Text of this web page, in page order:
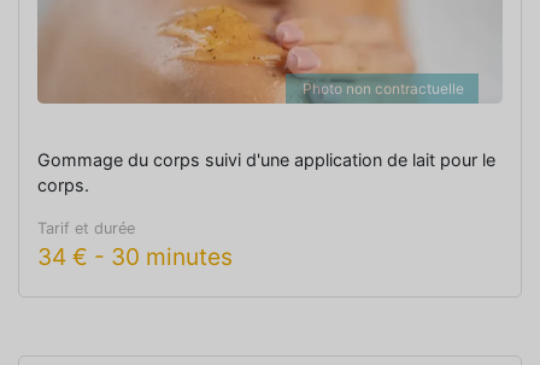
Photo non contractuelle
Gommage du corps suivi d'une application de lait pour le
corps.
Tarif et durée
34 € - 30 minutes